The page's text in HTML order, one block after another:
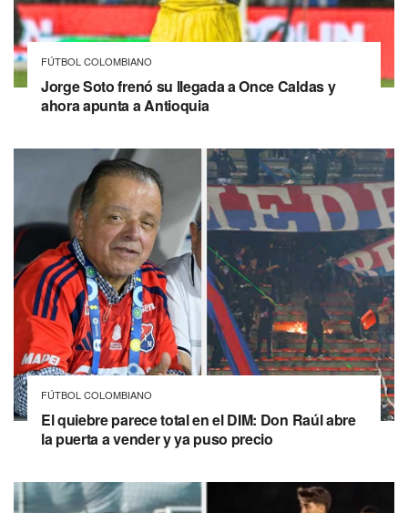
FÚTBOL COLOMBIANO
Jorge Soto frenó su llegada a Once Caldas y
ahora apunta a Antioquia
FÚTBOL COLOMBIANO
El quiebre parece total en el DIM: Don Raúl abre
la puerta a vender y ya puso precio